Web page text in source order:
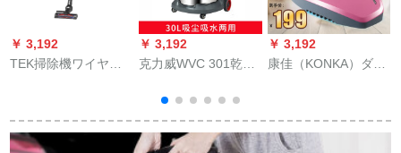
￥ 3,192
TEK掃除機ワイヤレ
である子犬の毛猫の
毛掃除機に惹かれま
￥ 3,192
克力威WVC 301乾湿
ドラ式商用家庭用掃
除機大吸力工業吸水
機でダニを除く。
￥ 3,192
康佳（KONKA）ダニ
ド掃除機が紫外線を
振動させます。